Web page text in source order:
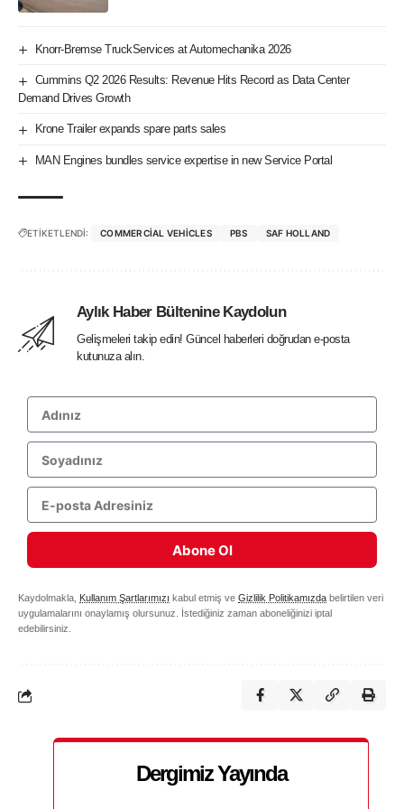
Knorr-Bremse TruckServices at Automechanika 2026
Cummins Q2 2026 Results: Revenue Hits Record as Data Center
Demand Drives Growth
Krone Trailer expands spare parts sales
MAN Engines bundles service expertise in new Service Portal
ETİKETLENDİ: COMMERCIAL VEHICLES PBS SAF HOLLAND
Aylık Haber Bültenine Kaydolun
Gelişmeleri takip edin! Güncel haberleri doğrudan e-posta
kutunuza alın.
Abone Ol
Kaydolmakla, Kullanım Şartlarımızı kabul etmiş ve Gizlilik Politikamızda belirtilen veri
uygulamalarını onaylamış olursunuz. İstediğiniz zaman aboneliğinizi iptal
edebilirsiniz.
Dergimiz Yayında